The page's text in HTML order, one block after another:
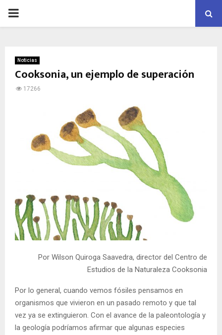
PRIMARY
Noticias
Cooksonia, un ejemplo de superación
17266
Por Wilson Quiroga Saavedra, director del Centro de
Estudios de la Naturaleza Cooksonia
Por lo general, cuando vemos fósiles pensamos en
organismos que vivieron en un pasado remoto y que tal
vez ya se extinguieron. Con el avance de la paleontología y
la geología podríamos afirmar que algunas especies